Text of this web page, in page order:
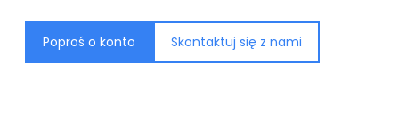
Poproś o konto Skontaktuj się z nami